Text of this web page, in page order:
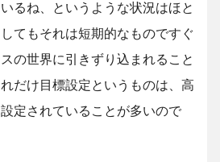
るね、というような状況はほと
てもそれは短期的なものですぐ
の世界に引きずり込まれること
だけ目標設定というものは、高
定されていることが多いので